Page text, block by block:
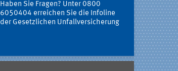
Haben Sie Fragen? Unter 0800
6050404 erreichen Sie die Infoline
der Gesetzlichen Unfallversicherung